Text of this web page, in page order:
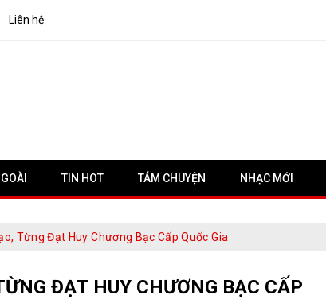
Liên hệ
TIN HOT TÁM CHUYỆN NHẠC MỚI
Từng Đạt Huy Chương Bạc Cấp Quốc Gia
ĐẠT HUY CHƯƠNG BẠC CẤP